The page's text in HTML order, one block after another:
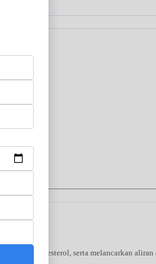
kolesterol, serta melancarkan